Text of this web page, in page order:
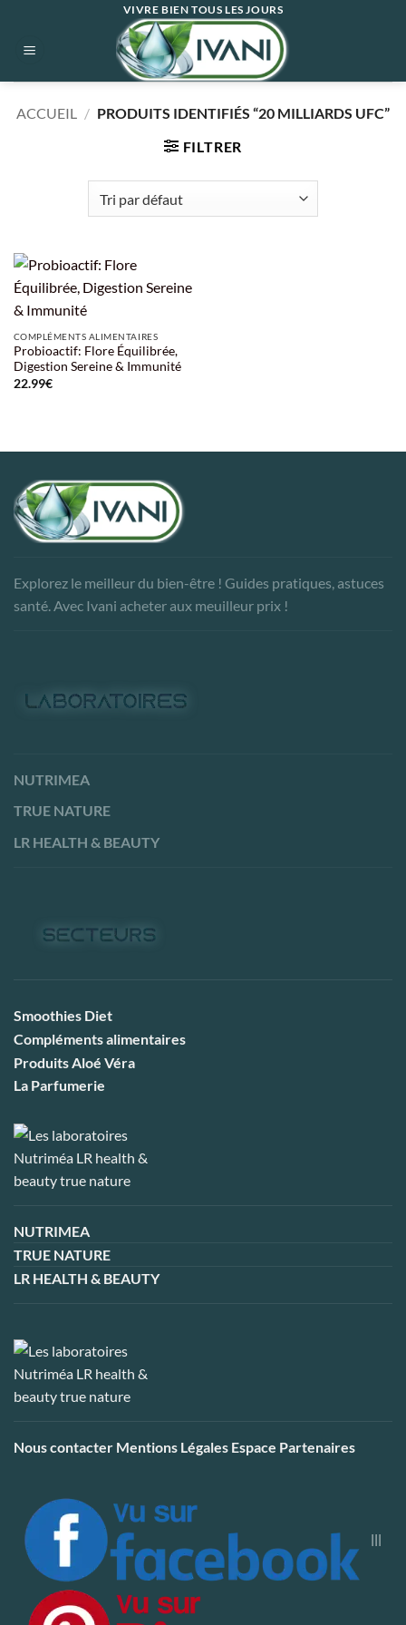
contenu
VIVRE BIEN TOUS LES JOURS
ACCUEIL / PRODUITS IDENTIFIÉS “20 MILLIARDS UFC”
FILTRER
COMPLÉMENTS ALIMENTAIRES
Probioactif: Flore Équilibrée,
Digestion Sereine & Immunité
22.99€
Explorez le meilleur du bien-être ! Guides pratiques, astuces
santé. Avec Ivani acheter aux meuilleur prix !
NUTRIMEA
TRUE NATURE
LR HEALTH & BEAUTY
Smoothies Diet
Compléments alimentaires
Produits Aloé Véra
La Parfumerie
NUTRIMEA
TRUE NATURE
LR HEALTH & BEAUTY
Nous contacter Mentions Légales Espace Partenaires
|||